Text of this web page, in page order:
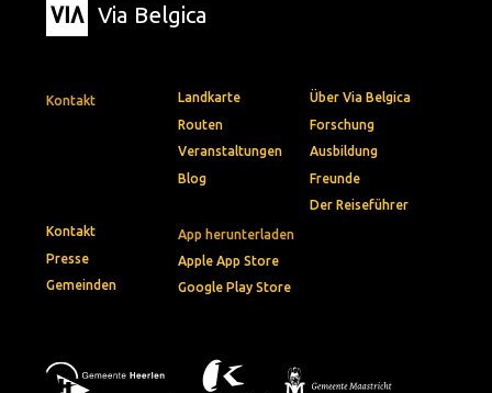
Via Belgica
Kontakt
App herunterladen
Apple App Store
Google Play Store
Landkarte
Routen
Veranstaltungen
Blog
Über Via Belgica
Forschung
Ausbildung
Freunde
Der Reiseführer
Kontakt
Presse
Gemeinden